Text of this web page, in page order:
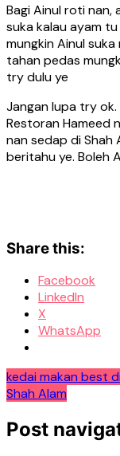
Bagi Ainul roti nan,
suka kalau ayam
mungkin Ainul
tahan pedas
try dulu ye
Jangan lupa try ok.
Restoran Hameed
nan sedap di Shah
beritahu ye. Boleh
Share this:
Facebook
LinkedIn
X
WhatsApp
kedai makan best
Shah Alam
Post